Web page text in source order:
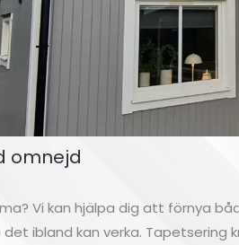
omnejd
Vi kan hjälpa dig att förnya
ibland kan verka. Tapetsering